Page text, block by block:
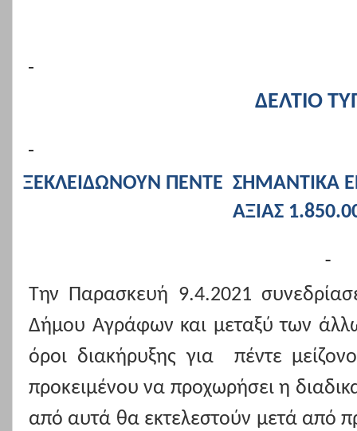
ΔΕΛΤΙΟ
ΞΕΚΛΕΙΔΩΝΟΥΝ ΠΕΝΤΕ ΣΗΜΑΝΤΙΚΑ
ΑΞΙΑΣ
Την Παρασκευή 9.4.2021
Δήμου Αγράφων και μεταξύ των
όροι διακήρυξης για
πέντε
προκειμένου να προχωρήσει η
από αυτά θα εκτελεστούν μετά από